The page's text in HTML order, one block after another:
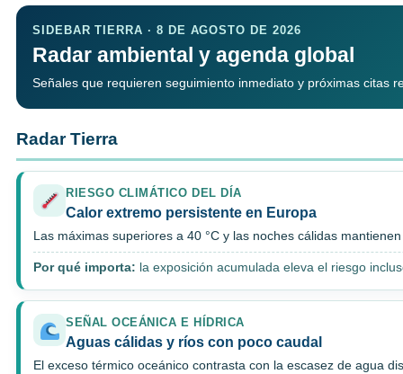
SIDEBAR TIERRA · 8 DE AGOSTO DE 2026
Radar ambiental y agenda global
Señales que requieren seguimiento inmediato y próximas citas
Radar Tierra
RIESGO CLIMÁTICO DEL DÍA
Calor extremo persistente en Europa
Las máximas superiores a 40 °C y las noches cálidas
Por qué importa: la exposición acumulada eleva el riesgo
SEÑAL OCEÁNICA E HÍDRICA
Aguas cálidas y ríos con poco caudal
El exceso térmico oceánico contrasta con la escasez de agua